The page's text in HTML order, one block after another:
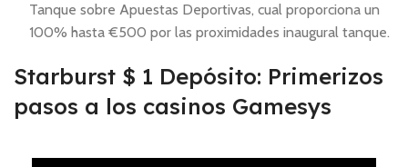
Tanque sobre Apuestas Deportivas, cual proporciona un
100% hasta €500 por las proximidades inaugural tanque.
Starburst $ 1 Depósito: Primerizos
pasos a los casinos Gamesys